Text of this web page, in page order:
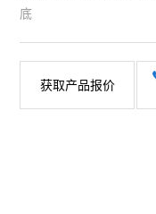
底
获取产品报价